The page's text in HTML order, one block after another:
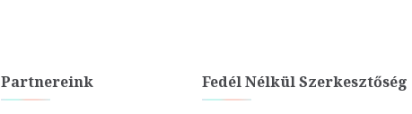
Partnereink Fedél Nélkül Szerkesztőség